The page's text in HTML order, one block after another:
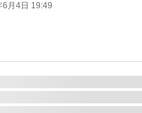
け下さい。
入をお願いします。
め、神経質な方または完
さい。
6月4日 19:49